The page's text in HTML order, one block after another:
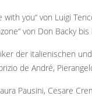
with you“ von Luigi
von Don Backy bis
der italienischen
de André,
Pausini, Cesare